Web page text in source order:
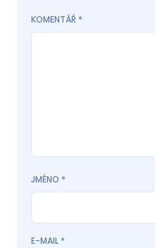
KOMENTÁŘ *
JMÉNO *
E-MAIL *